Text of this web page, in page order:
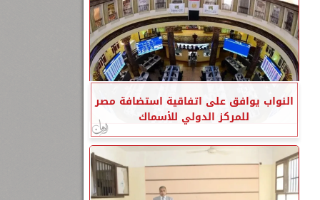
النواب يوافق على اتفاقية استضافة مصر
للمركز الدولي للأسماك